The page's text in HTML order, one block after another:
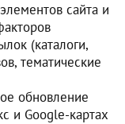
сайта и
(каталоги,
тематические
обновление
и Google-картах